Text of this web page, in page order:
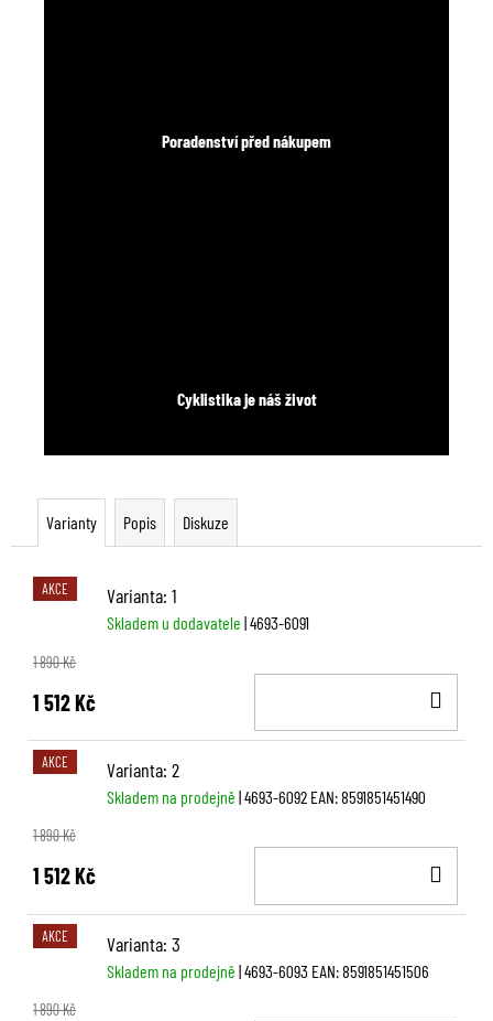
Poradenství před nákupem
Cyklistika je náš život
Varianty Popis Diskuze
AKCE Varianta: 1
Skladem u dodavatele | 4693-6091
1 890 Kč
1 512 Kč
AKCE Varianta: 2
Skladem na prodejně | 4693-6092 EAN:8591851451490
1 890 Kč
1 512 Kč
AKCE Varianta: 3
Skladem na prodejně | 4693-6093 EAN:8591851451506
1 890 Kč